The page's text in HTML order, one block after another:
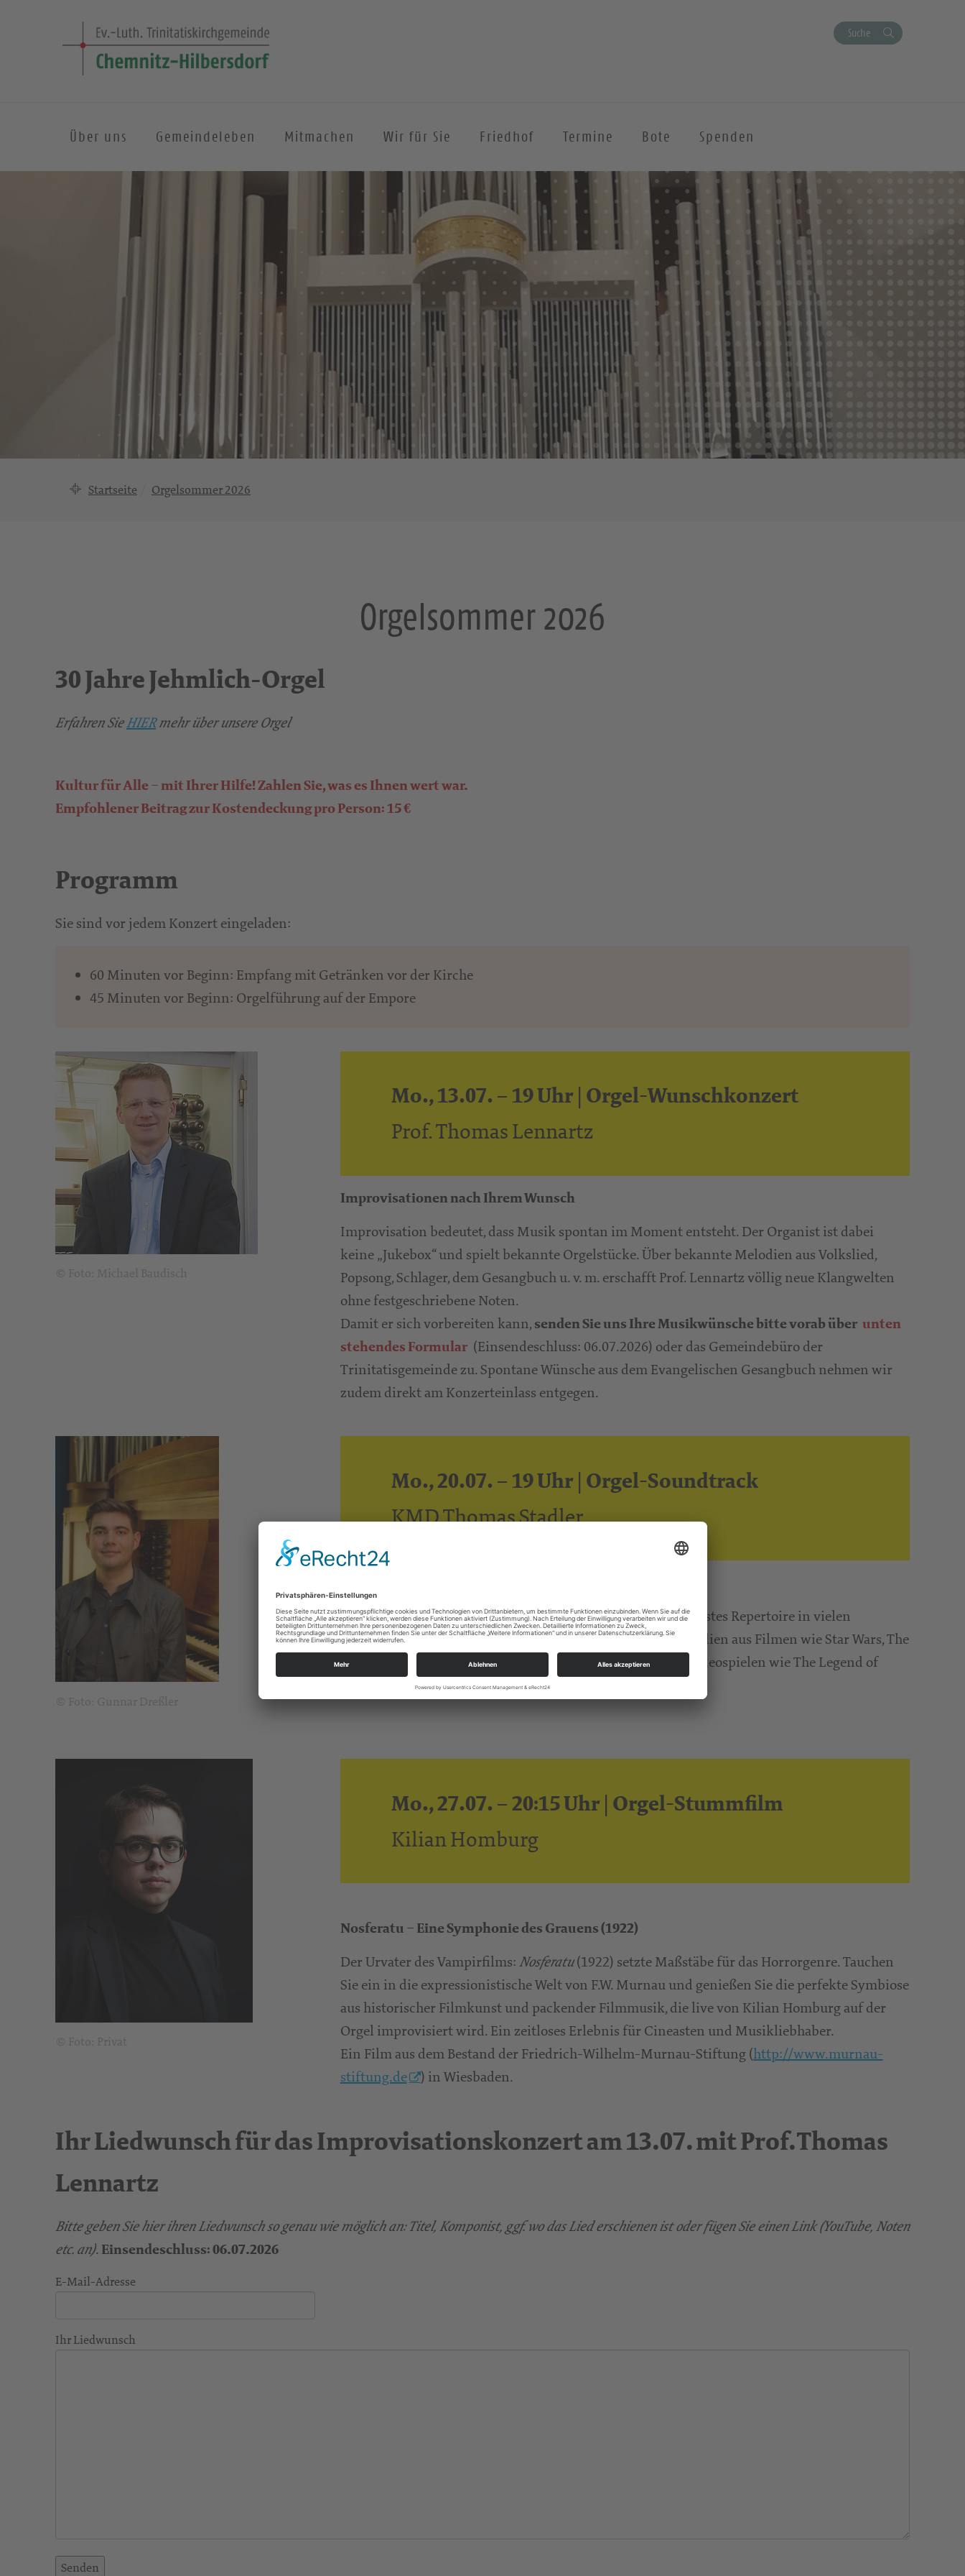
Suche
Über uns Gemeindeleben Mitmachen Wir für Sie Friedhof Termine Bote Spenden
Startseite Orgelsommer 2026
Orgelsommer 2026
30 Jahre Jehmlich-Orgel
Erfahren SieHIERmehr über unsere Orgel
Kultur für Alle – mit Ihrer Hilfe! Zahlen Sie, was es Ihnen wert war.
Empfohlener Beitrag zur Kostendeckung pro Person: 15 €
Programm
Sie sind vor jedem Konzert eingeladen:
60 Minuten vor Beginn: Empfang mit Getränken vor der Kirche
45 Minuten vor Beginn: Orgelführung auf der Empore
Mo., 13.07. – 19 Uhr | Orgel-Wunschkonzert
Prof. Thomas Lennartz
Improvisationen nach Ihrem Wunsch
Improvisation bedeutet, dass Musik spontan im Moment entsteht. Der Organist ist dabei
keine „Jukebox“ und spielt bekannte Orgelstücke. Über bekannte Melodien aus Volkslied,
Popsong, Schlager, dem Gesangbuch u. v. m. erschafft Prof. Lennartz völlig neue Klangwelten
ohne festgeschriebene Noten.
Damit er sich vorbereiten kann,senden Sie uns Ihre Musikwünsche bitte vorab über unten
stehendes Formular (Einsendeschluss: 06.07.2026) oder das Gemeindebüro der
Trinitatisgemeinde zu. Spontane Wünsche aus dem Evangelischen Gesangbuch nehmen wir
zudem direkt am Konzerteinlass entgegen.
Mo., 20.07. – 19 Uhr | Orgel-Soundtrack
KMD Thomas Stadler
Filmmusik auf der Orgel ist spätestens seit Anna Lapwood festes Repertoire in vielen
Orgelkonzerten. KMD Thomas Stadler spielt bekannte Melodien aus Filmen wie Star Wars, The
Pink Panther, The Mission, Interstellar und zusätzlich aus Videospielen wie The Legend of
Zelda u. v. m.
Mo., 27.07. – 20:15 Uhr | Orgel-Stummfilm
Kilian Homburg
Nosferatu – Eine Symphonie des Grauens (1922)
Der Urvater des Vampirfilms:Nosferatu(1922) setzte Maßstäbe für das Horrorgenre. Tauchen
Sie ein in die expressionistische Welt von F.W. Murnau und genießen Sie die perfekte Symbiose
aus historischer Filmkunst und packender Filmmusik, die live von Kilian Homburg auf der
Orgel improvisiert wird. Ein zeitloses Erlebnis für Cineasten und Musikliebhaber.
Ein Film aus dem Bestand der Friedrich-Wilhelm-Murnau-Stiftung (http://www.murnau-
stiftung.de
) in Wiesbaden.
Ihr Liedwunsch für das Improvisationskonzert am 13.07. mit Prof. Thomas
Lennartz
Bitte geben Sie hier ihren Liedwunsch so genau wie möglich an: Titel, Komponist, ggf. wo das Lied erschienen ist oder fügen Sie einen Link (YouTube, Noten
etc. an). Einsendeschluss: 06.07.2026
E-Mail-Adresse
Ihr Liedwunsch